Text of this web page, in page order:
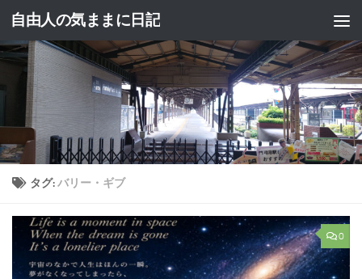
コンテンツへスキップ
自由人の気ままに日記
タグ:バリー・ギブ
0